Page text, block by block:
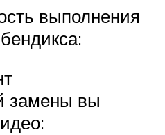
выполнения
замены вы